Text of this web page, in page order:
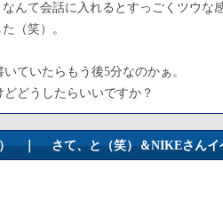
なんて会話に入れるとすっごくツウな
（笑）。
ていたらもう後5分なのかぁ。
どうしたらいいですか？
金） ｜さて、と（笑）＆NIKEさんイ